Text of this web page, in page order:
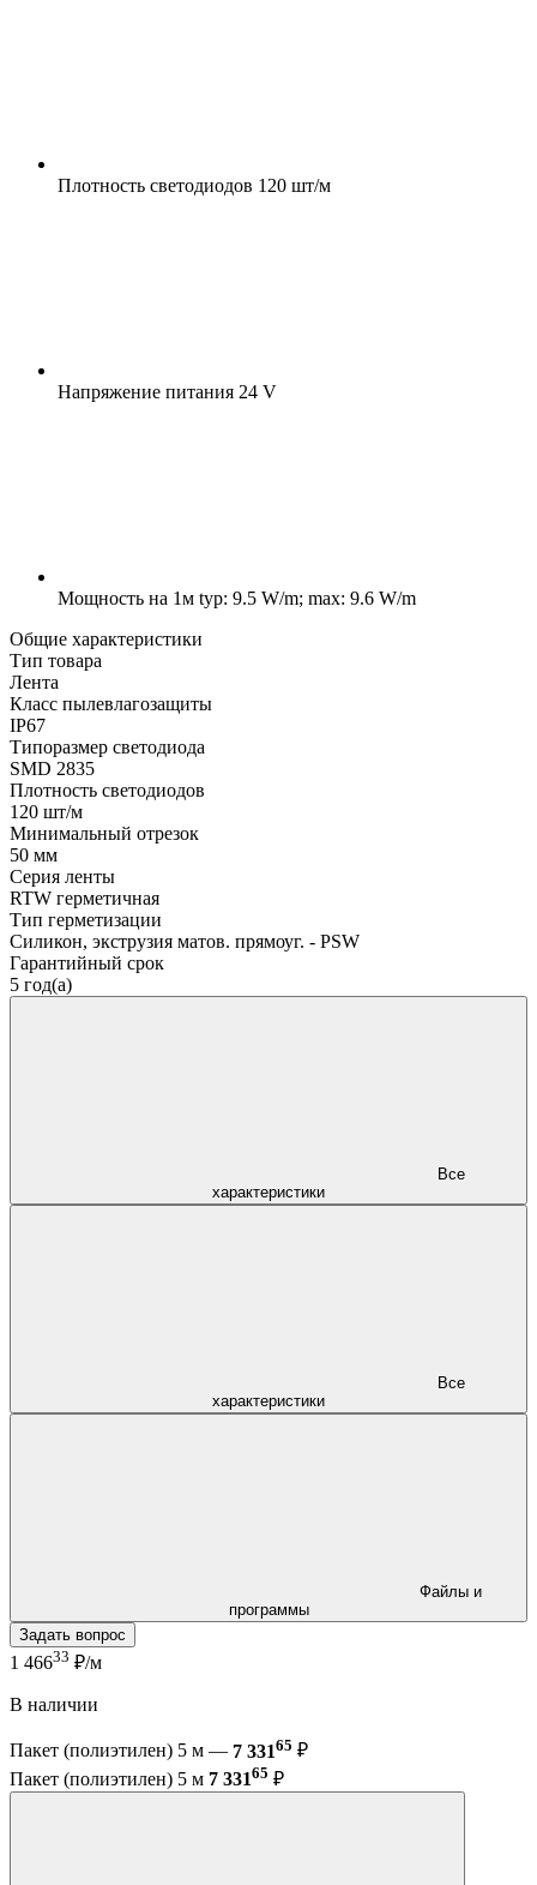
Плотность светодиодов 120 шт/м
Напряжение питания 24 V
Мощность на 1м typ: 9.5 W/m; max: 9.6 W/m
Общие характеристики
Тип товара
Лента
Класс пылевлагозащиты
IP67
Типоразмер светодиода
SMD 2835
Плотность светодиодов
120 шт/м
Минимальный отрезок
50 мм
Серия ленты
RTW герметичная
Тип герметизации
Силикон, экструзия матов. прямоуг. - PSW
Гарантийный срок
5 год(а)
характеристики
характеристики
программы
Задать вопрос
1 46633 ₽/м
В наличии
Пакет (полиэтилен) 5 м — 7 33165 ₽
Пакет (полиэтилен) 5 м 7 33165 ₽